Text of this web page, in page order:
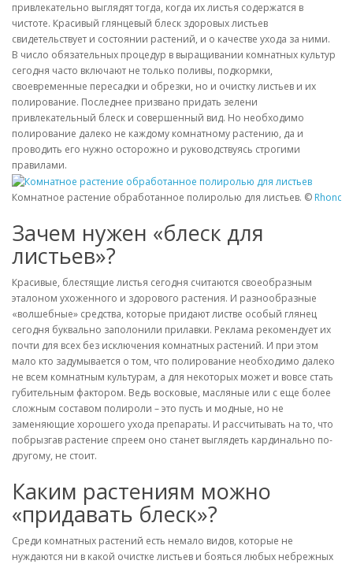
привлекательно выглядят тогда, когда их листья содержатся в
чистоте. Красивый глянцевый блеск здоровых листьев
свидетельствует и состоянии растений, и о качестве ухода за ними.
В число обязательных процедур в выращивании комнатных культур
сегодня часто включают не только поливы, подкормки,
своевременные пересадки и обрезки, но и очистку листьев и их
полирование. Последнее призвано придать зелени
привлекательный блеск и совершенный вид. Но необходимо
полирование далеко не каждому комнатному растению, да и
проводить его нужно осторожно и руководствуясь строгими
правилами.
Комнатное растение обработанное полиролью для листьев. © Rhonda
Зачем нужен «блеск для
листьев»?
Красивые, блестящие листья сегодня считаются своеобразным
эталоном ухоженного и здорового растения. И разнообразные
«волшебные» средства, которые придают листве особый глянец
сегодня буквально заполонили прилавки. Реклама рекомендует их
почти для всех без исключения комнатных растений. И при этом
мало кто задумывается о том, что полирование необходимо далеко
не всем комнатным культурам, а для некоторых может и вовсе стать
губительным фактором. Ведь восковые, масляные или с еще более
сложным составом полироли – это пусть и модные, но не
заменяющие хорошего ухода препараты. И рассчитывать на то, что
побрызгав растение спреем оно станет выглядеть кардинально по-
другому, не стоит.
Каким растениям можно
«придавать блеск»?
Среди комнатных растений есть немало видов, которые не
нуждаются ни в какой очистке листьев и бояться любых небрежных